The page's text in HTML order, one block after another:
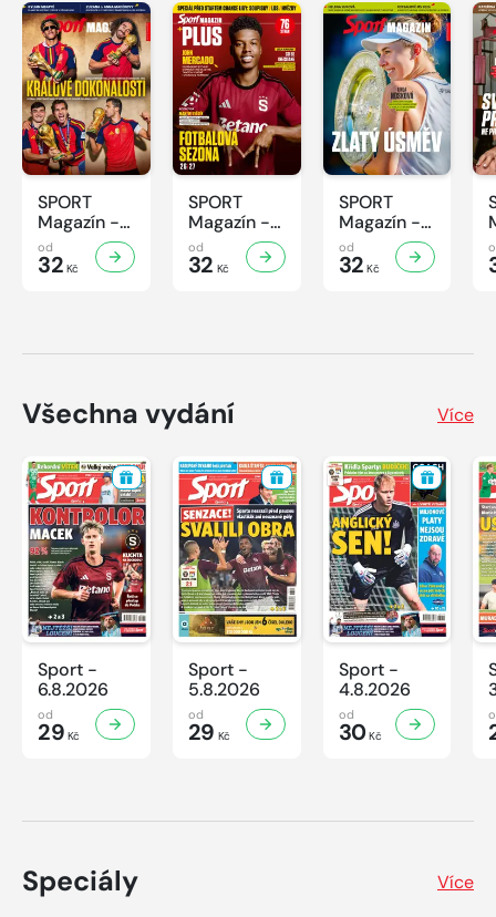
SPORT
Magazín -
31/2026
od
32 Kč
SPORT
Magazín -
30/2026
od
32 Kč
SPORT
Magazín -
29/2026
od
32 Kč
Všechna vydání Více
Sport -
6.8.2026
od
29 Kč
Sport -
5.8.2026
od
29 Kč
Sport -
4.8.2026
od
30Kč
Speciály Více